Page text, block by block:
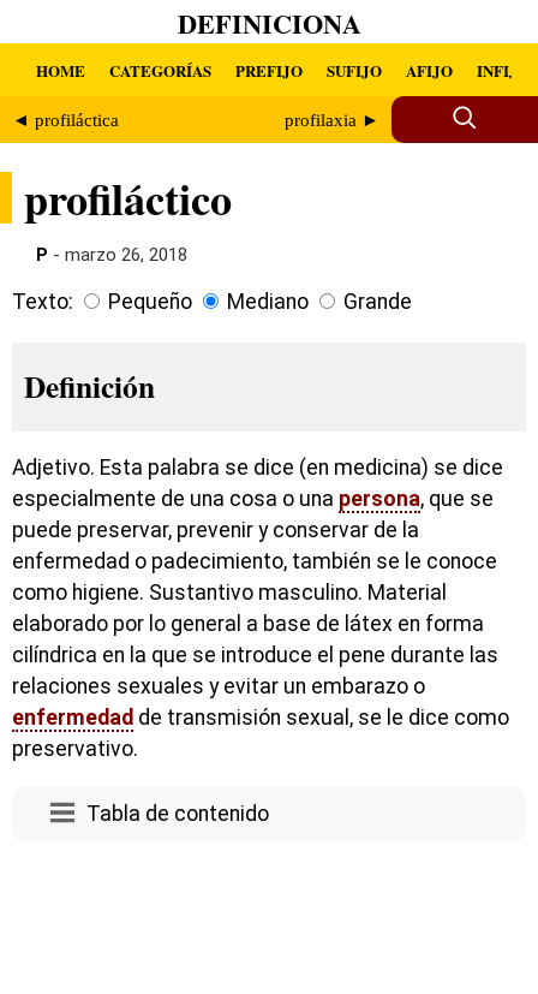
DEFINICIONA
HOME CATEGORÍAS PREFIJO SUFIJO AFIJO INFIJO
◄ profiláctica profilaxia ►
profiláctico
P - marzo 26, 2018
Texto: Pequeño Mediano Grande
Definición
Adjetivo. Esta palabra se dice (en medicina) se dice
especialmente de una cosa o una persona, que se
puede preservar, prevenir y conservar de la
enfermedad o padecimiento, también se le conoce
como higiene. Sustantivo masculino. Material
elaborado por lo general a base de látex en forma
cilíndrica en la que se introduce el pene durante las
relaciones sexuales y evitar un embarazo o
enfermedad de transmisión sexual, se le dice como
preservativo.
Tabla de contenido